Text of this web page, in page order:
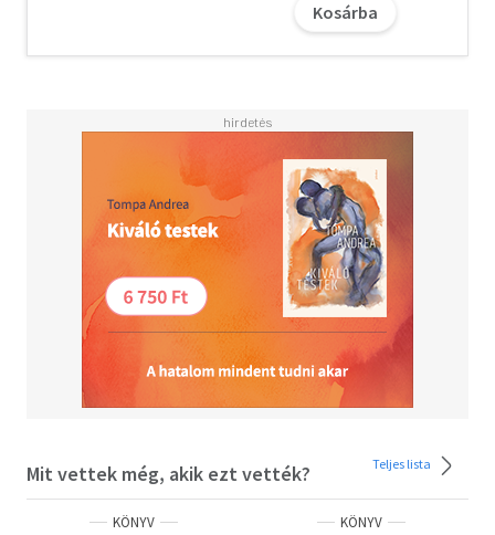
Kosárba
Mit vettek még, akik ezt vették? Teljes lista
KÖNYV KÖNYV